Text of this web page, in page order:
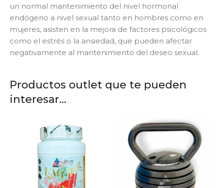
un normal mantenimiento del nivel hormonal
endógeno a nivel sexual tanto en hombres como en
mujeres, asisten en la mejora de factores psicológicos
como el estrés o la ansiedad, que pueden afectar
negativamente al mantenimiento del deseo sexual.
Productos outlet que te pueden
interesar...